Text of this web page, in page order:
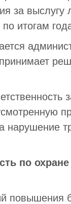
за выслугу
итогам
нарушение
по
повышения